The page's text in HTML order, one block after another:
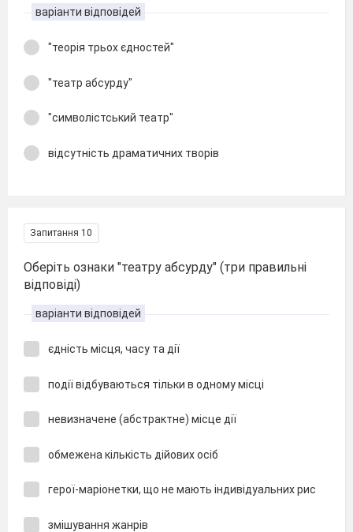
варіанти відповідей
"теорія трьох єдностей"
"театр абсурду"
"символістський театр"
відсутність драматичних творів
Запитання 10
Оберіть ознаки "театру абсурду" (три правильні
відповіді)
варіанти відповідей
єдність місця, часу та дії
події відбуваються тільки в одному місці
невизначене (абстрактне) місце дії
обмежена кількість дійових осіб
герої-маріонетки, що не мають індивідуальних рис
змішування жанрів